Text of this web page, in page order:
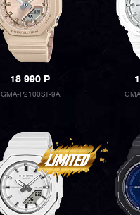
18 990P
GMA-P2100ST-9A